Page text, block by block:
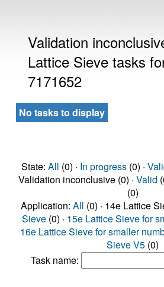
Validation
Lattice Sieve tasks
7171652
No tasks to display
State: All (0) · In progress(0) ·
Validation inconclusive (0) · Valid
(0)
Application: All (0) · 14e Lattice
Sieve (0) · 15e Lattice Sieve for
16e Lattice Sieve for smaller
Sieve V5 (0)
Task name: